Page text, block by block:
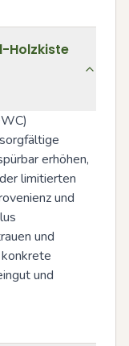
Holzkiste
erhöhen,
limitierten
und
und
und